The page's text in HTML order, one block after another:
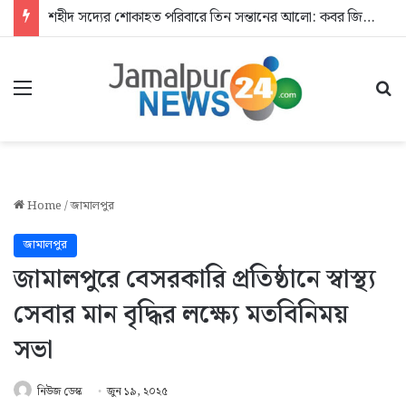
শহীদ সদ্যের শোকাহত পরিবারে তিন সন্তানের আলো: কবর জিয়ারতে যুবদল
Menu
Home/জামালপুর
জামালপুর
জামালপুরে বেসরকারি প্রতিষ্ঠানে স্বাস্থ্য
সেবার মান বৃদ্ধির লক্ষ্যে মতবিনিময়
সভা
নিউজ ডেস্ক জুন ১৯, ২০২৫